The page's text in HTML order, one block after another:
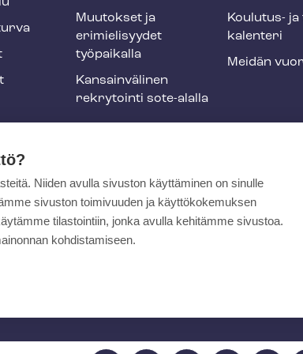
Muutokset ja
erimielisyydet
työpaikalla
Kansainvälinen
rekrytointi sote-alalla
Koulutus-
ka­len­te­ri
Meidän
Niiden avulla sivuston käyttäminen on sinulle
sivuston toimivuuden ja käyttökokemuksen
tilastointiin, jonka avulla kehitämme sivustoa.
kohdistamiseen.